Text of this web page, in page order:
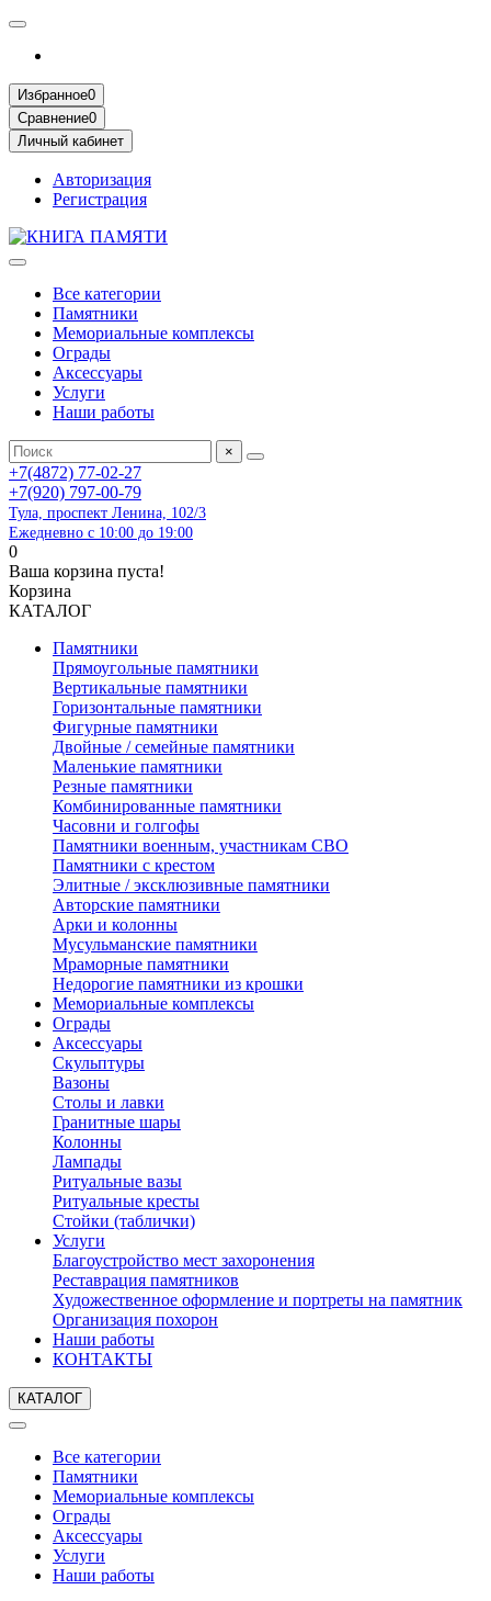
Избранное0
Сравнение0
Личный кабинет
Авторизация
Регистрация
Все категории
Памятники
Мемориальные комплексы
Ограды
Аксессуары
Услуги
Наши работы
×
+7(4872) 77-02-27
+7(920) 797-00-79
Тула, проспект Ленина, 102/3
Ежедневно с 10:00 до 19:00
0
Ваша корзина пуста!
Корзина
КАТАЛОГ
Памятники
Прямоугольные памятники
Вертикальные памятники
Горизонтальные памятники
Фигурные памятники
Двойные / семейные памятники
Маленькие памятники
Резные памятники
Комбинированные памятники
Часовни и голгофы
Памятники военным, участникам СВО
Памятники с крестом
Элитные / эксклюзивные памятники
Авторские памятники
Арки и колонны
Мусульманские памятники
Мраморные памятники
Недорогие памятники из крошки
Мемориальные комплексы
Ограды
Аксессуары
Скульптуры
Вазоны
Столы и лавки
Гранитные шары
Колонны
Лампады
Ритуальные вазы
Ритуальные кресты
Стойки (таблички)
Услуги
Благоустройство мест захоронения
Реставрация памятников
Художественное оформление и портреты на памятник
Организация похорон
Наши работы
КОНТАКТЫ
КАТАЛОГ
Все категории
Памятники
Мемориальные комплексы
Ограды
Аксессуары
Услуги
Наши работы